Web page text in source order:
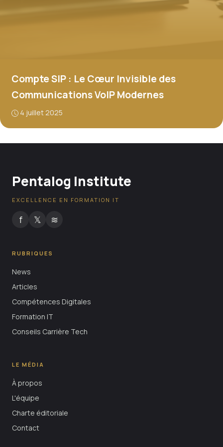
Compte SIP : Le Cœur Invisible des
Communications VoIP Modernes
4 juillet 2025
Pentalog Institute
EXCELLENCE EN FORMATION IT
f 𝕏 ≋
RUBRIQUES
News
Articles
Compétences Digitales
Formation IT
Conseils Carrière Tech
LE MÉDIA
À propos
L'équipe
Charte éditoriale
Contact